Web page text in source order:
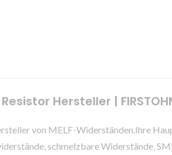
Hersteller |
von MELF-Widerständen.Ihre
schmelzbare Widerstände,